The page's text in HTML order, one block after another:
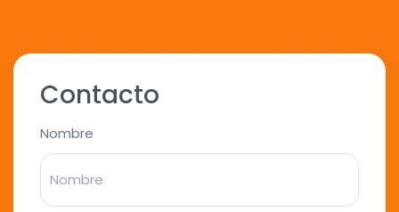
Contacto
Nombre